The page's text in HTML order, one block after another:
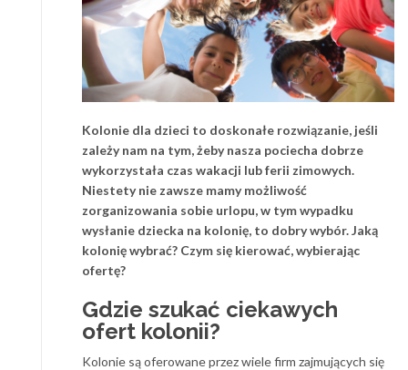
Kolonie dla dzieci to doskonałe rozwiązanie, jeśli
zależy nam na tym, żeby nasza pociecha dobrze
wykorzystała czas wakacji lub ferii zimowych.
Niestety nie zawsze mamy możliwość
zorganizowania sobie urlopu, w tym wypadku
wysłanie dziecka na kolonię, to dobry wybór. Jaką
kolonię wybrać? Czym się kierować, wybierając
ofertę?
Gdzie szukać ciekawych
ofert kolonii?
Kolonie są oferowane przez wiele firm zajmujących się